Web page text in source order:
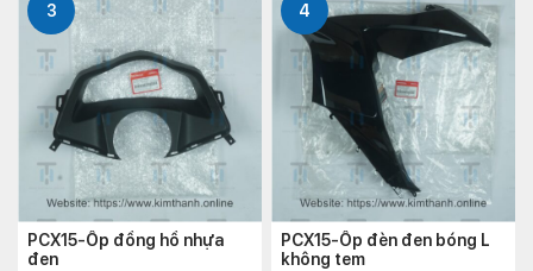
3
PCX15-Ốp đồng hồ nhựa
đen
4
PCX15-Ốp đèn đen bóng L
không tem